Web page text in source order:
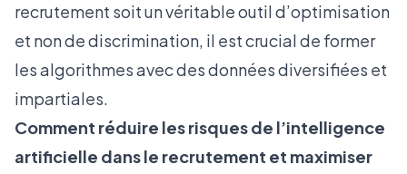
recrutement soit un véritable outil d’optimisation
et non de discrimination, il est crucial de former
les algorithmes avec des données diversifiées et
impartiales.
Comment réduire les risques de l’intelligence
artificielle dans le recrutement et maximiser